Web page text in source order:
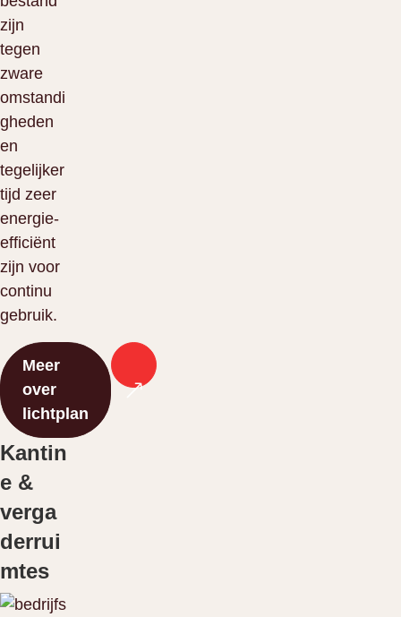
zijn
tegen
zware
omstandi
gheden
en
tegelijker
tijd zeer
energie-
efficiënt
zijn voor
continu
gebruik.
Meer
over
lichtplan
Kantin
e &
verga
derrui
mtes